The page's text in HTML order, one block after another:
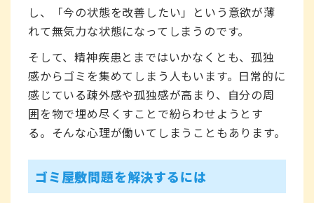
し、「今の状態を改善したい」という意欲が薄
れて無気力な状態になってしまうのです。
そして、精神疾患とまではいかなくとも、孤独
感からゴミを集めてしまう人もいます。日常的に
感じている疎外感や孤独感が高まり、自分の周
囲を物で埋め尽くすことで紛らわせようとす
る。そんな心理が働いてしまうこともあります。
ゴミ屋敷問題を解決するには